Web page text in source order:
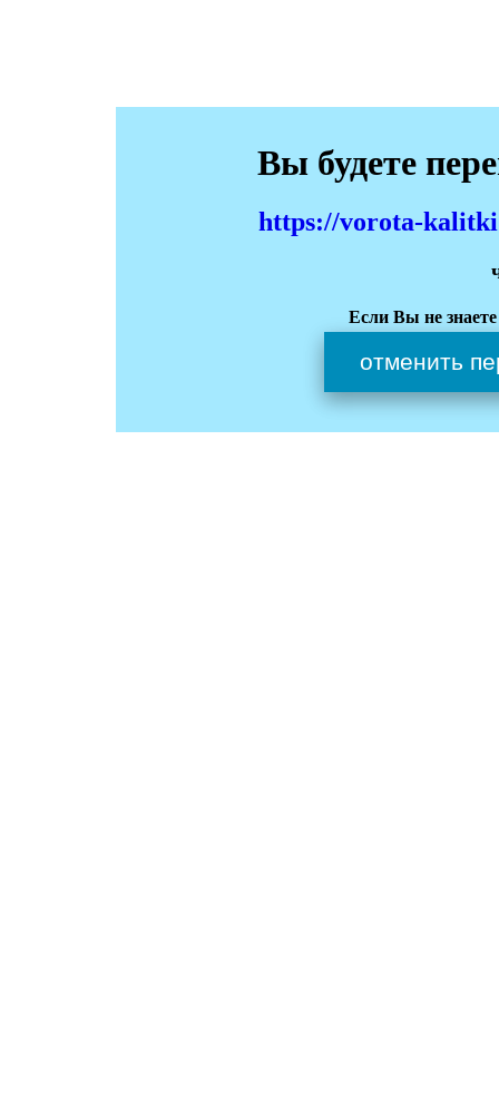
Вы будете
https://vorota-
Если Вы не
отменить